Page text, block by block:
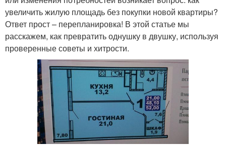
увеличить жилую площадь без покупки новой квартиры?
Ответ прост – перепланировка! В этой статье мы
расскажем, как превратить однушку в двушку, используя
проверенные советы и хитрости.